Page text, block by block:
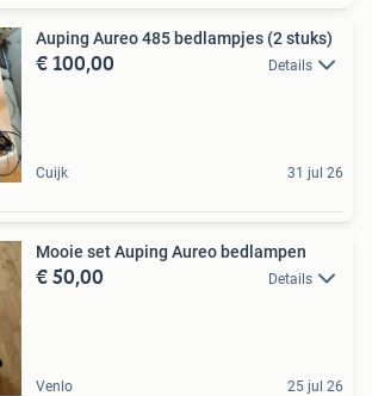
Auping Aureo 485 bedlampjes (2 stuks)
€ 100,00 Details
Cuijk 31 jul 26
Mooie set Auping Aureo bedlampen
€ 50,00 Details
Venlo 25 jul 26